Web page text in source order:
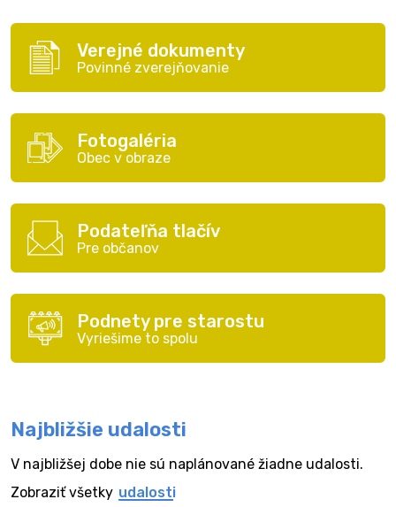
Verejné dokumenty
Povinné zverejňovanie
Fotogaléria
Obec v obraze
Podateľňa tlačív
Pre občanov
Podnety pre starostu
Vyriešime to spolu
Najbližšie udalosti
V najbližšej dobe nie sú naplánované žiadne udalosti.
Zobraziť všetky udalosti